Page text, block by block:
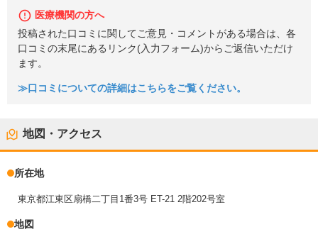
医療機関の方へ
投稿された口コミに関してご意見・コメントがある場合は、各
口コミの末尾にあるリンク(入力フォーム)からご返信いただけ
ます。
≫口コミについての詳細はこちらをご覧ください。
地図・アクセス
所在地
東京都江東区扇橋二丁目1番3号 ET-21 2階202号室
地図